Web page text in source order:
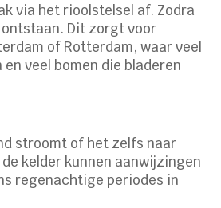
via het rioolstelsel af. Zodra
Dit zorgt voor
of Rotterdam, waar veel
veel bomen die bladeren
stroomt of het zelfs naar
kelder kunnen aanwijzingen
regenachtige periodes in